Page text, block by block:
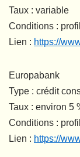
Taux : variable
Conditions :
Lien : https://
Europabank
Type : crédit
Taux : environ 5
Conditions :
Lien : https://